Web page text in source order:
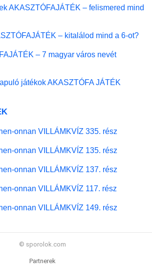
AKASZTÓFAJÁTÉK – felismered mind
– kitalálod mind a 6-ot?
– 7 magyar város nevét
játékok AKASZTÓFA JÁTÉK
onnan VILLÁMKVÍZ 335. rész
onnan VILLÁMKVÍZ 135. rész
onnan VILLÁMKVÍZ 137. rész
onnan VILLÁMKVÍZ 117. rész
onnan VILLÁMKVÍZ 149. rész
© sporolok.com
Partnerek